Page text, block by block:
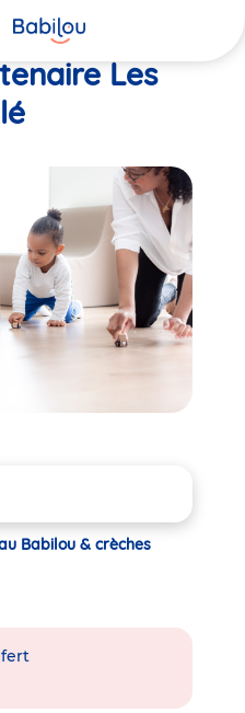
Les
Babilou & crèches